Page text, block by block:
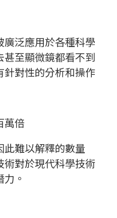
廣泛應用於各種科學
甚至顯微鏡都看不到
針對性的分析和操作
萬倍
此難以解釋的數量
術對於現代科學技術
。